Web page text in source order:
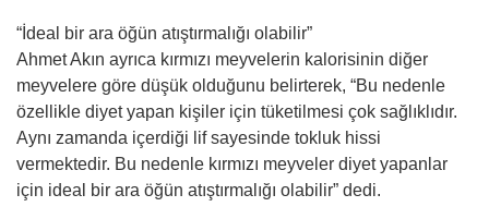
“İdeal bir ara öğün atıştırmalığı olabilir”
Ahmet Akın ayrıca kırmızı meyvelerin kalorisinin diğer
meyvelere göre düşük olduğunu belirterek, “Bu nedenle
özellikle diyet yapan kişiler için tüketilmesi çok sağlıklıdır.
Aynı zamanda içerdiği lif sayesinde tokluk hissi
vermektedir. Bu nedenle kırmızı meyveler diyet yapanlar
için ideal bir ara öğün atıştırmalığı olabilir” dedi.